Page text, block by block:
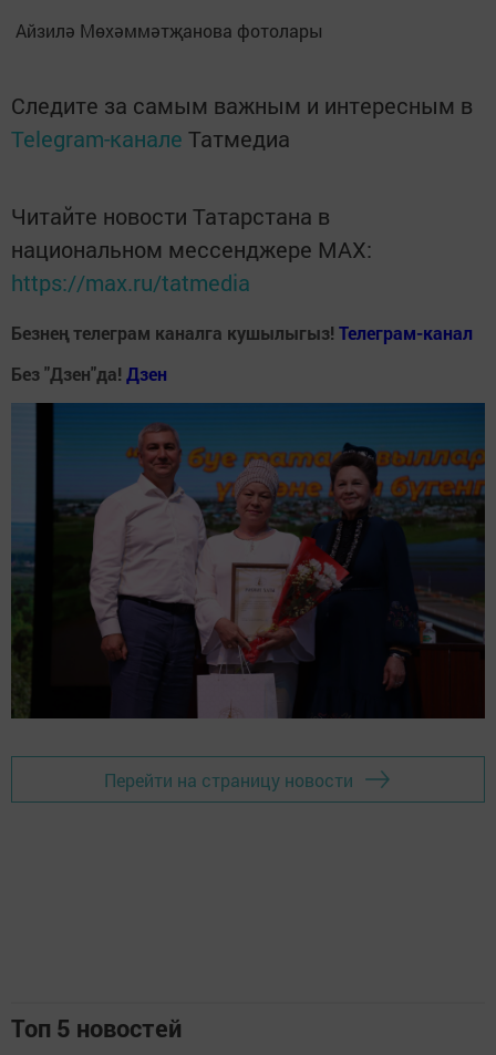
Айзилә Мөхәммәтҗанова фотолары
Следите за самым важным и интересным в
Telegram-канале Татмедиа
Читайте новости Татарстана в
национальном мессенджере MАХ:
https://max.ru/tatmedia
Безнең телеграм каналга кушылыгыз! Телеграм-канал
Без "Дзен"да! Дзен
Перейти на страницу новости
Топ 5 новостей